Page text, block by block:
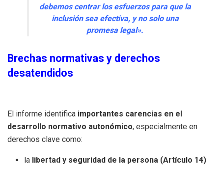
debemos centrar los esfuerzos para que la
inclusión sea efectiva, y no solo una
promesa legal».
Brechas normativas y derechos
desatendidos
El informe identifica importantes carencias en el
desarrollo normativo autonómico, especialmente en
derechos clave como:
la libertad y seguridad de la persona (Artículo 14)